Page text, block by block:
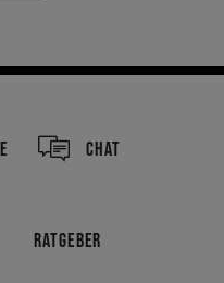
CHAT
RATGEBER